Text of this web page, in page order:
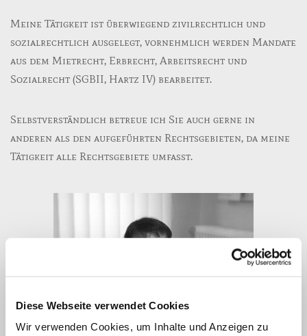
Diese Webseite verwendet Cookies
Wir verwenden Cookies, um Inhalte und Anzeigen zu
Meine Tätigkeit ist überwiegend zivilrechtlich und
sozialrechtlich ausgelegt, vornehmlich werden Mandate
aus dem Mietrecht, Erbrecht, Arbeitsrecht und
Sozialrecht (SGBII, Hartz IV) bearbeitet.
Selbstverständlich betreue ich Sie auch gerne in
anderen als den aufgeführten Rechtsgebieten, da meine
Tätigkeit alle Rechtsgebiete umfasst.